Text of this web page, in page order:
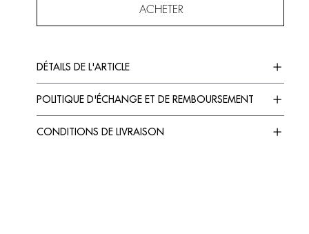
ACHETER
DÉTAILS DE L'ARTICLE
POLITIQUE D'ÉCHANGE ET DE REMBOURSEMENT
CONDITIONS DE LIVRAISON